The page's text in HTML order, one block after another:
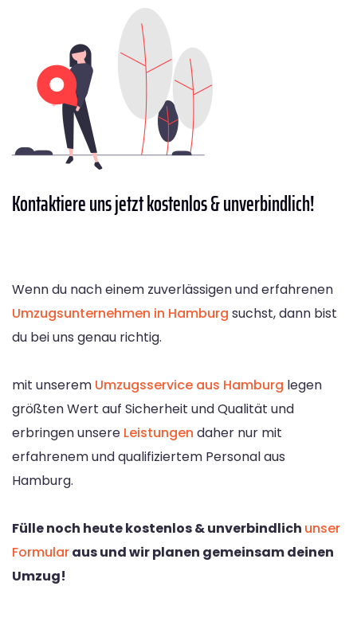
Kontaktiereuns jetzt kostenlos & unverbindlich!
Wenn du nach einem zuverlässigen und erfahrenen
Umzugsunternehmen in Hamburg suchst, dann bist
du bei uns genau richtig.
mit unserem Umzugsservice aus Hamburg legen
größten Wert auf Sicherheit und Qualität und
erbringen unsere Leistungen daher nur mit
erfahrenem und qualifiziertem Personal aus
Hamburg.
Fülle noch heute kostenlos & unverbindlich unser
Formularaus und wir planen gemeinsam deinen
Umzug!